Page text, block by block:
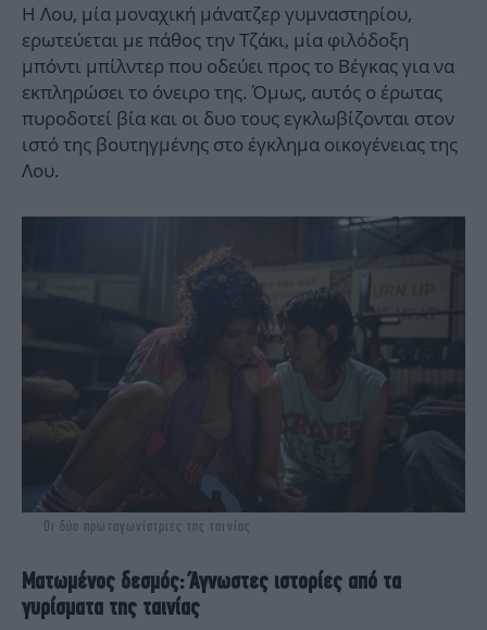
Η Λου, μία μοναχική μάνατζερ γυμναστηρίου,
ερωτεύεται με πάθος την Τζάκι, μία φιλόδοξη
μπόντι μπίλντερ που οδεύει προς το Βέγκας για να
εκπληρώσει το όνειρο της. Όμως, αυτός ο έρωτας
πυροδοτεί βία και οι δυο τους εγκλωβίζονται στον
ιστό της βουτηγμένης στο έγκλημα οικογένειας της
Λου.
Οι δύο πρωταγωνίστριες της ταινίας
Ματωμένος δεσμός: Άγνωστες ιστορίες από τα
γυρίσματα της ταινίας